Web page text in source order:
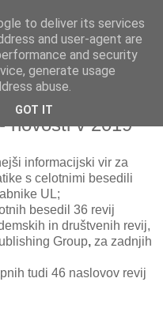
novosti v 2019
informacijski vir za
s celotnimi besedili
UL;
besedil 36 revij
in društvenih revij,
Group, za zadnjih
tudi 46 naslovov revij
to deliver its services
and user-agent are
and security
generate usage
abuse.
GOT IT